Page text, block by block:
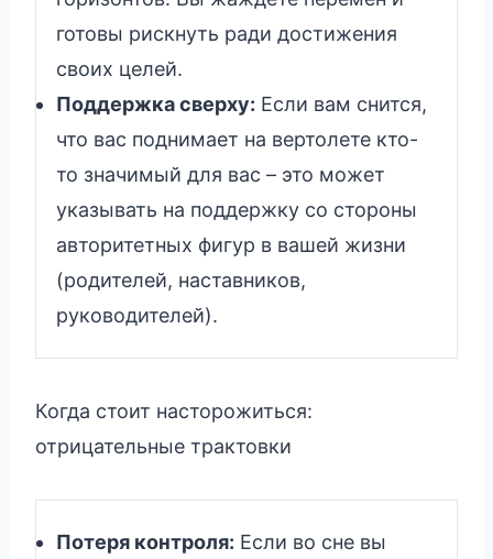
готовы рискнуть ради достижения
своих целей.
Поддержка сверху: Если вам снится,
что вас поднимает на вертолете кто-
то значимый для вас – это может
указывать на поддержку со стороны
авторитетных фигур в вашей жизни
(родителей, наставников,
руководителей).
Когда стоит насторожиться:
отрицательные трактовки
Потеря контроля: Если во сне вы